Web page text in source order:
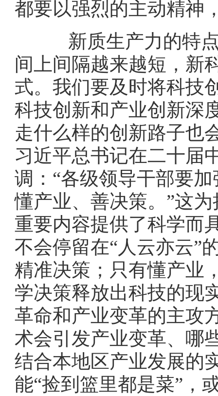
都要以强烈的主动精神
新质生产力的特点
间上间隔越来越短，新
式。我们要及时将科技
科技创新和产业创新深
走什么样的创新路子也
习近平总书记在二十届
调：“各级领导干部要
懂产业、善决策。”这
重要内容提供了科学而
不会停留在“人云亦云”
精准决策；只有懂产业
学决策释放出科技的现
革命和产业变革的主攻
术会引发产业变革、哪
结合本地区产业发展的
能“捡到篮里都是菜”，